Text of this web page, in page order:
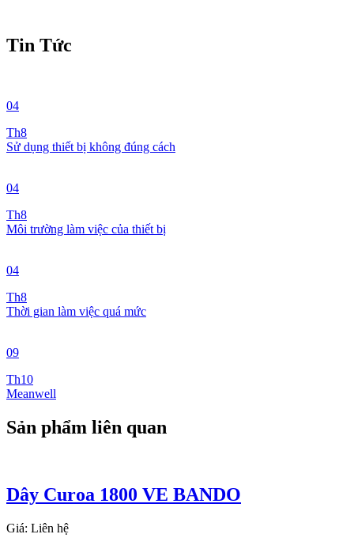
Tin Tức
04
Th8
Sử dụng thiết bị không đúng cách
04
Th8
Môi trường làm việc của thiết bị
04
Th8
Thời gian làm việc quá mức
09
Th10
Meanwell
Sản phẩm liên quan
Dây Curoa 1800 VE BANDO
Giá: Liên hệ